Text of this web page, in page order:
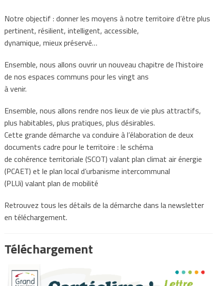
Notre objectif : donner les moyens à notre territoire d’être plus
pertinent, résilient, intelligent, accessible,
dynamique, mieux préservé…
Ensemble, nous allons ouvrir un nouveau chapitre de l’histoire
de nos espaces communs pour les vingt ans
à venir.
Ensemble, nous allons rendre nos lieux de vie plus attractifs,
plus habitables, plus pratiques, plus désirables.
Cette grande démarche va conduire à l’élaboration de deux
documents cadre pour le territoire : le schéma
de cohérence territoriale (SCOT) valant plan climat air énergie
(PCAET) et le plan local d’urbanisme intercommunal
(PLUi) valant plan de mobilité
Retrouvez tous les détails de la démarche dans la newsletter
en téléchargement.
Téléchargement